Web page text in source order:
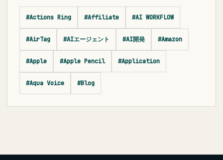
#Actions Ring #Affiliate #AI WORKFLOW
#AirTag #AIエージェント #AI開発 #Amazon
#Apple #Apple Pencil #Application
#Aqua Voice #Blog